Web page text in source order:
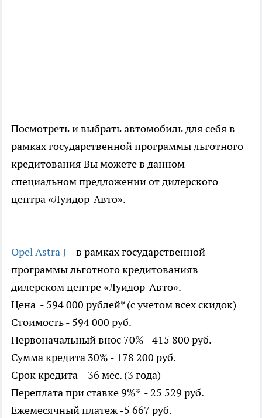
Посмотреть и выбрать автомобиль для себя в
рамках государственной программы льготного
кредитования Вы можете в данном
специальном предложении от дилерского
центра «Луидор-Авто».
Opel Astra J– в рамках государственной
программы льготного кредитованияв
дилерском центре «Луидор-Авто».
Цена - 594 000 рублей* (с учетом всех скидок)
Стоимость - 594 000 руб.
Первоначальный внос 70% - 415 800 руб.
Сумма кредита 30% - 178 200 руб.
Срок кредита – 36 мес. (3 года)
Переплата при ставке 9%* - 25 529 руб.
Ежемесячный платеж -5 667 руб.